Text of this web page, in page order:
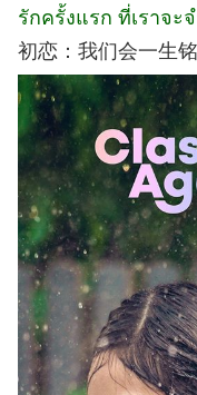
รักครั้งแรก ที่เราจะ
初恋：我们会一生